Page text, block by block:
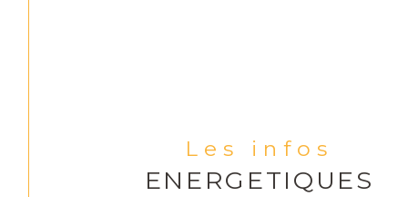
Les infos
ENERGETIQUES